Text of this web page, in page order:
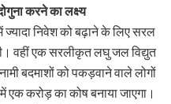
करने का लक्ष्य
ज्यादा निवेश को बढ़ाने के लिए सरल
वहीं एक सरलीकृत लघु जल विद्युत
बदमाशों को पकड़वाने वाले लोगों
करोड़ का कोष बनाया जाएगा।